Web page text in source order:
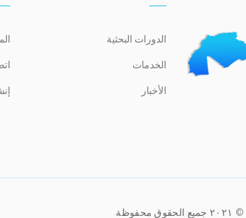
الدورات البحثية
الخدمات
الأخبار
© ٢٠٢١ جميع الحقوق محفوظة.